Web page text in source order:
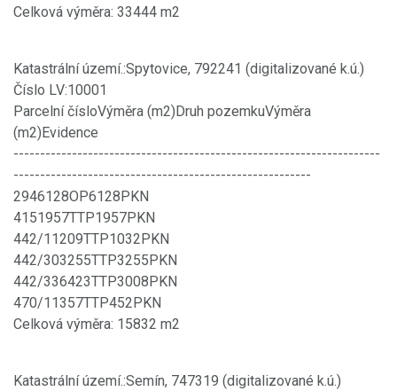
Celková výměra: 33444 m2
Katastrální území.:Spytovice, 792241 (digitalizované k.ú.)
Číslo LV:10001
Parcelní čísloVýměra (m2)Druh pozemkuVýměra
(m2)Evidence
---------------------------------------------------------------------
--------------------------------------------------------
2946128OP6128PKN
4151957TTP1957PKN
442/11209TTP1032PKN
442/303255TTP3255PKN
442/336423TTP3008PKN
470/11357TTP452PKN
Celková výměra: 15832 m2
Katastrální území.:Semín, 747319 (digitalizované k.ú.)